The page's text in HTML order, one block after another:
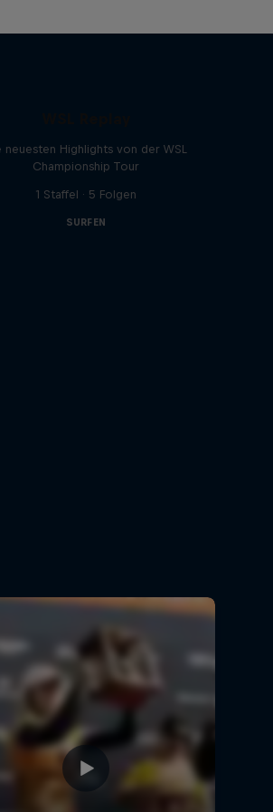
neuesten Highlights von der WSL
Championship Tour
1 Staffel · 5 Folgen
SURFEN